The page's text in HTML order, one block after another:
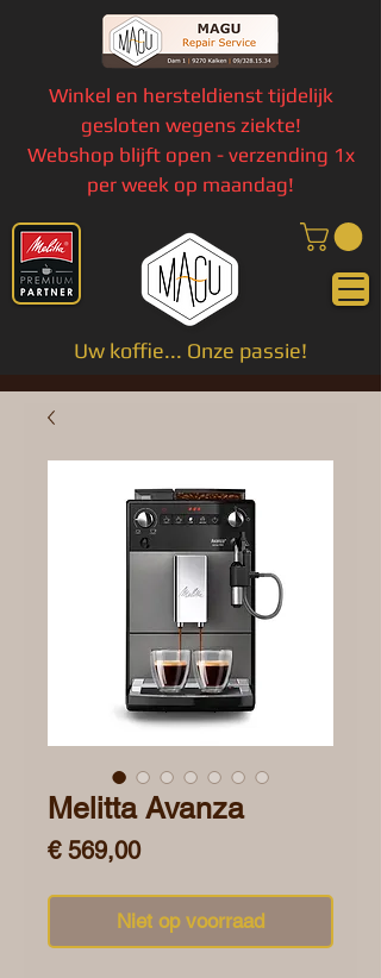
Winkel en hersteldienst tijdelijk
gesloten wegens ziekte!
Webshop blijft open - verzending 1x
per week op maandag!
Uw koffie... Onze passie!
Melitta Avanza
€ 569,00Prijs
Niet op voorraad